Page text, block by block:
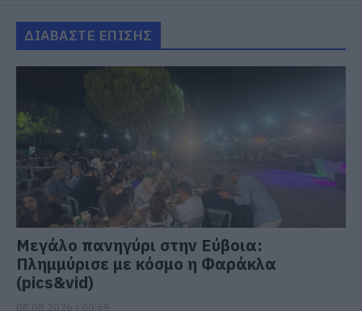
ΔΙΑΒΑΣΤΕ ΕΠΙΣΗΣ
Μεγάλο πανηγύρι στην Εύβοια:
Πλημμύρισε με κόσμο η Φαράκλα
(pics&vid)